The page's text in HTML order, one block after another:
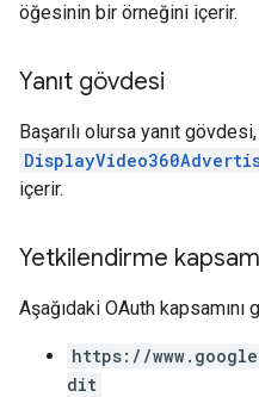
öğesinin bir örneğini içerir.
Yanıt gövdesi
Başarılı olursa yanıt
içerir.
Yetkilendirme
Aşağıdaki OAuth kapsamını
https://
dit